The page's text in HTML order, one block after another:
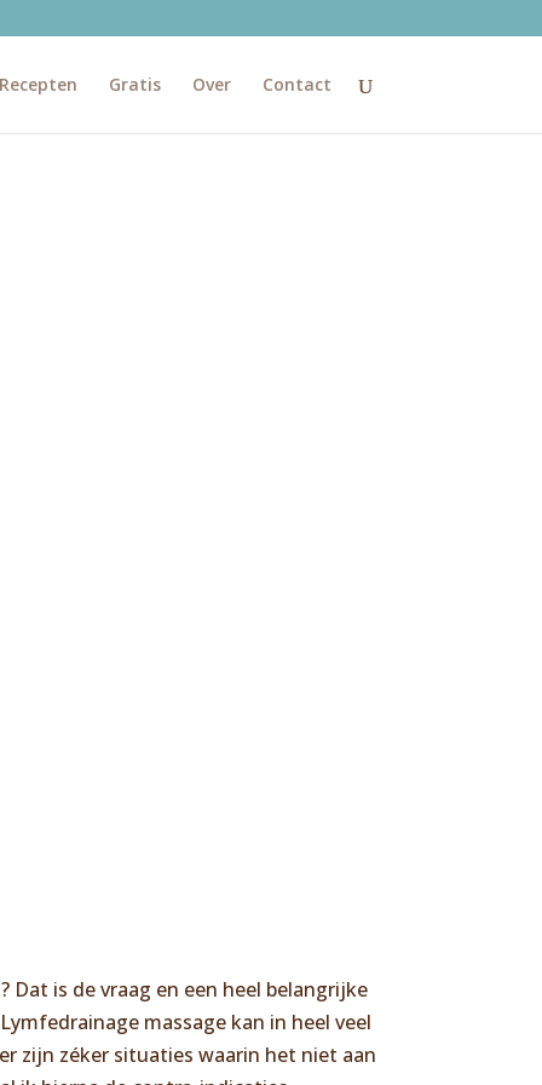
Gratis Over Contact
is de vraag en een heel belangrijke
massage kan in heel veel
zijn zéker situaties waarin het niet aan